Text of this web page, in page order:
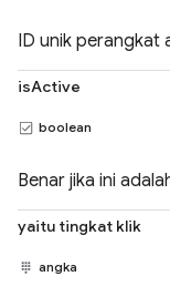
ID unik perangkat
isActive
boolean
Benar jika ini
yaitu tingkat klik
angka